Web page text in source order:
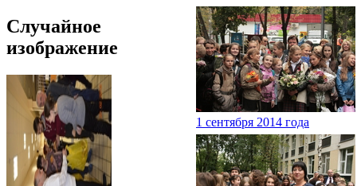
Случайное
изображение
1 сентября 2014 года